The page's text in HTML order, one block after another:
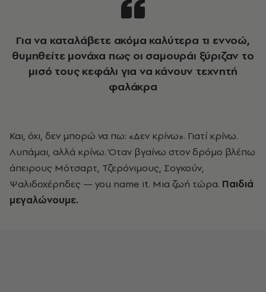
Για να καταλάβετε ακόμα καλύτερα τι εννοώ,
θυμηθείτε μονάχα πως οι σαμουράι ξύριζαν το
μισό τους κεφάλι για να κάνουν τεχνητή
φαλάκρα
Και, όχι, δεν μπορώ να πω: «Δεν κρίνω». Γιατί κρίνω.
Λυπάμαι, αλλά κρίνω. Όταν βγαίνω στον δρόμο βλέπω
άπειρους Μότσαρτ, Τζερόνιμους, Σογκούν,
Ψαλιδοχέρηδες — you name it. Μια ζωή τώρα. Παιδιά
μεγαλώνουμε.